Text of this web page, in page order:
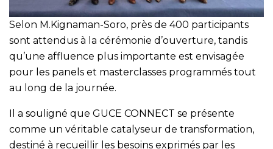
Selon M.Kignaman-Soro, près de 400 participants
sont attendus à la cérémonie d’ouverture, tandis
qu’une affluence plus importante est envisagée
pour les panels et masterclasses programmés tout
au long de la journée.
Il a souligné que GUCE CONNECT se présente
comme un véritable catalyseur de transformation,
destiné à recueillir les besoins exprimés par les